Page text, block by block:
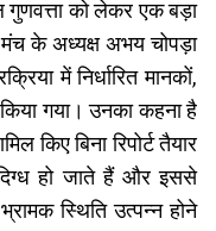
को लेकर एक बड़ा
मंच के अध्यक्ष अभय चोपड़ा
में निर्धारित मानकों,
गया। उनका कहना है
किए बिना रिपोर्ट तैयार
हो जाते हैं और इससे
स्थिति उत्पन्न होने